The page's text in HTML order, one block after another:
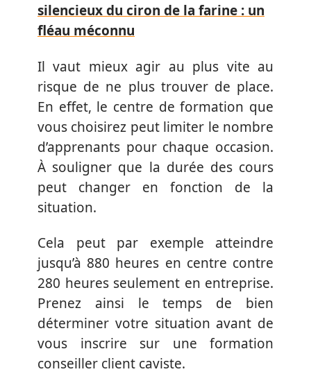
silencieux du ciron de la farine : un
fléau méconnu
Il vaut mieux agir au plus vite au
risque de ne plus trouver de place.
En effet, le centre de formation que
vous choisirez peut limiter le nombre
d’apprenants pour chaque occasion.
À souligner que la durée des cours
peut changer en fonction de la
situation.
Cela peut par exemple atteindre
jusqu’à 880 heures en centre contre
280 heures seulement en entreprise.
Prenez ainsi le temps de bien
déterminer votre situation avant de
vous inscrire sur une formation
conseiller client caviste.